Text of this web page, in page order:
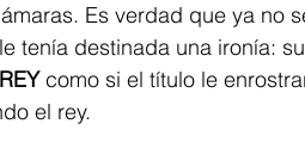
Es verdad que ya no
tenía destinada una ironía:
como si el título le
el rey.